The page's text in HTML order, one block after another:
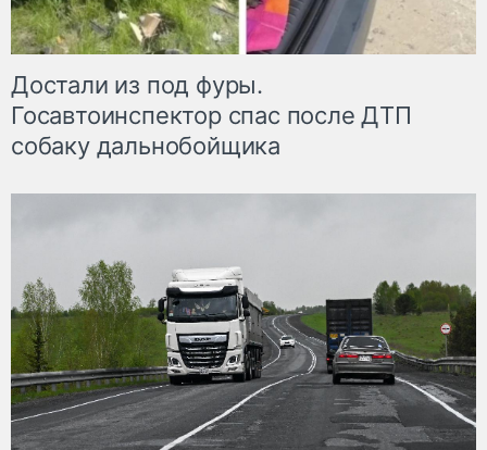
Достали из под фуры.
Госавтоинспектор спас после ДТП
собаку дальнобойщика